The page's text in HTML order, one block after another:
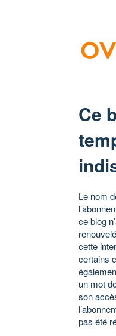
Ce
Le nom
ce blog
cette
certains
un mot
son
pas été